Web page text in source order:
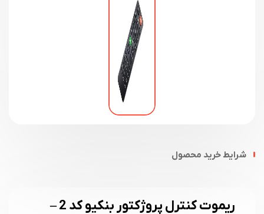
شرایط خرید محصول
ریموت کنترل پروژکتور بنکیو کد 2 –